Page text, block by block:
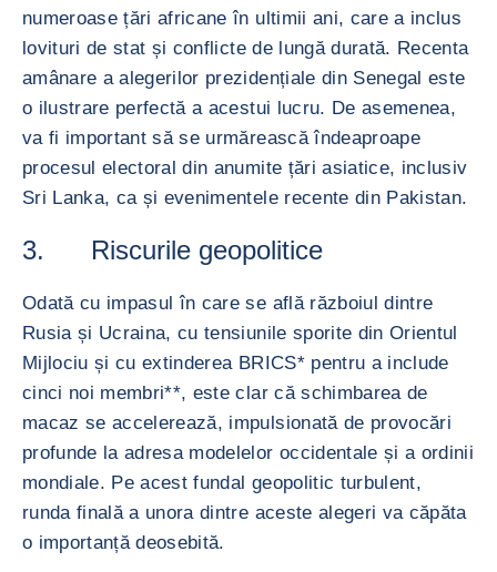
numeroase țări africane în ultimii ani, care a inclus
lovituri de stat și conflicte de lungă durată. Recenta
amânare a alegerilor prezidențiale din Senegal este
o ilustrare perfectă a acestui lucru. De asemenea,
va fi important să se urmărească îndeaproape
procesul electoral din anumite țări asiatice, inclusiv
Sri Lanka, ca și evenimentele recente din Pakistan.
3. Riscurile geopolitice
Odată cu impasul în care se află războiul dintre
Rusia și Ucraina, cu tensiunile sporite din Orientul
Mijlociu și cu extinderea BRICS* pentru a include
cinci noi membri**, este clar că schimbarea de
macaz se accelerează, impulsionată de provocări
profunde la adresa modelelor occidentale și a ordinii
mondiale. Pe acest fundal geopolitic turbulent,
runda finală a unora dintre aceste alegeri va căpăta
o importanță deosebită.